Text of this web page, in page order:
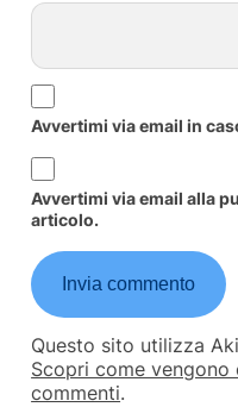
Avvertimi via email in
Avvertimi via email alla
articolo.
Questo sito utilizza
Scopri come
commenti.